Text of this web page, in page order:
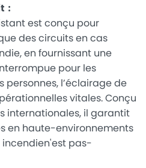
:
est conçu pour
des circuits en cas
en fournissant une
pour les
personnes, l’éclairage de
vitales. Conçu
internationales, il garantit
en haute-environnements
pas-